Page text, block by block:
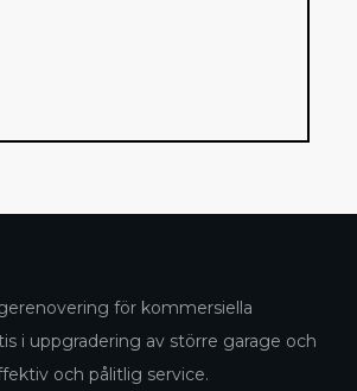
för kommersiella
i uppgradering av större garage och
och pålitlig service.